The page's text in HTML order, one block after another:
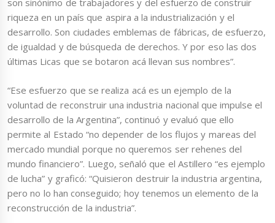
son sinónimo de trabajadores y del esfuerzo de construir
riqueza en un país que aspira a la industrialización y el
desarrollo. Son ciudades emblemas de fábricas, de esfuerzo,
de igualdad y de búsqueda de derechos. Y por eso las dos
últimas Licas que se botaron acá llevan sus nombres”.
“Ese esfuerzo que se realiza acá es un ejemplo de la
voluntad de reconstruir una industria nacional que impulse el
desarrollo de la Argentina”, continuó y evaluó que ello
permite al Estado “no depender de los flujos y mareas del
mercado mundial porque no queremos ser rehenes del
mundo financiero”. Luego, señaló que el Astillero “es ejemplo
de lucha” y graficó: “Quisieron destruir la industria argentina,
pero no lo han conseguido; hoy tenemos un elemento de la
reconstrucción de la industria”.